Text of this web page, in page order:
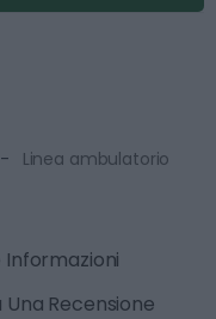
- Linea ambulatorio
Una Recensione